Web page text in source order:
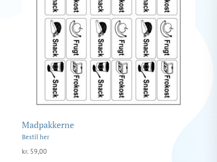
Madpakkerne
kr.59,00